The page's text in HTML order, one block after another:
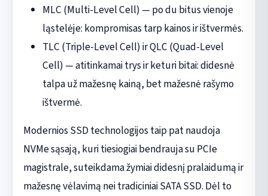
MLC (Multi-Level Cell) — po du bitus vienoje
ląstelėje: kompromisas tarp kainos ir ištvermės.
TLC (Triple-Level Cell) ir QLC (Quad-Level
Cell) — atitinkamai trys ir keturi bitai: didesnė
talpa už mažesnę kainą, bet mažesnė rašymo
ištvermė.
Modernios SSD technologijos taip pat naudoja
NVMe sąsają, kuri tiesiogiai bendrauja su PCIe
magistrale, suteikdama žymiai didesnį pralaidumą ir
mažesnę vėlavimą nei tradiciniai SATA SSD. Dėl to